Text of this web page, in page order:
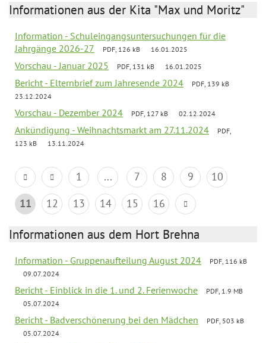
Informationen aus der Kita "Max und Moritz"
Information - Schuleingangsuntersuchungen für die
Jahrgänge 2026-27
PDF, 126 kB 16.01.2025
Vorschau - Januar 2025 PDF, 131 kB 16.01.2025
Bericht - Elternbrief zum Jahresende 2024
PDF, 139 kB
23.12.2024
Vorschau - Dezember 2024 PDF, 127 kB 02.12.2024
Ankündigung - Weihnachtsmarkt am 27.11.2024
PDF,
123 kB
13.11.2024
1 ... 7 8 9
10
11
12 13 14 15 16
Informationen aus dem Hort Brehna
Information - Gruppenaufteilung August 2024
PDF, 116 kB
09.07.2024
Bericht - Einblick in die 1. und 2. Ferienwoche
PDF, 1.9 MB
05.07.2024
Bericht - Badverschönerung bei den Mädchen
PDF, 503 kB
05.07.2024